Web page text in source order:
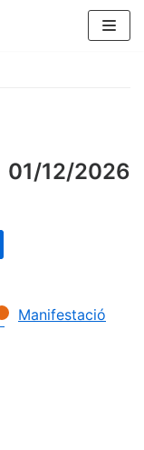
01/12/2026
Manifestació